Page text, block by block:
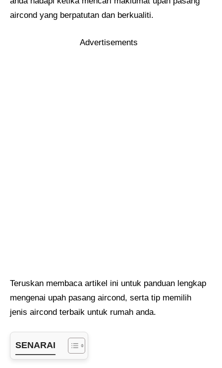
aircond yang berpatutan dan berkualiti.
Advertisements
Teruskan membaca artikel ini untuk panduan lengkap
mengenai upah pasang aircond, serta tip memilih
jenis aircond terbaik untuk rumah anda.
SENARAI